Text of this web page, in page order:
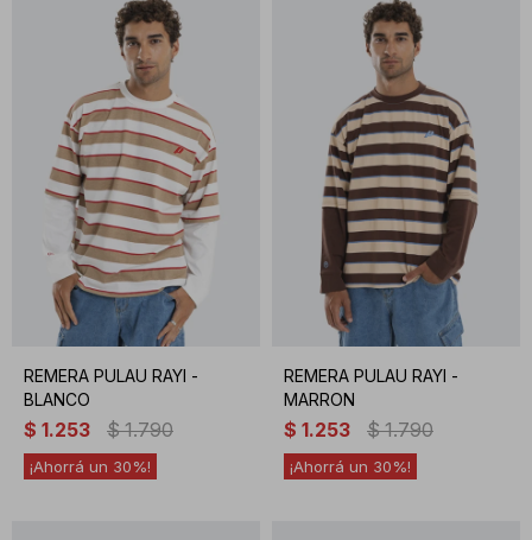
REMERA PULAU RAYI -
BLANCO
$ 1.253 $ 1.790
30
REMERA PULAU RAYI -
MARRON
$ 1.253 $ 1.790
30